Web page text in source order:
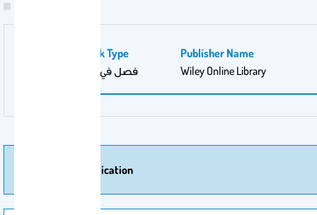
Publication Work Type
فصل في موسوعة علمية
Publisher Name
Wiley Online Library
More Of Publication